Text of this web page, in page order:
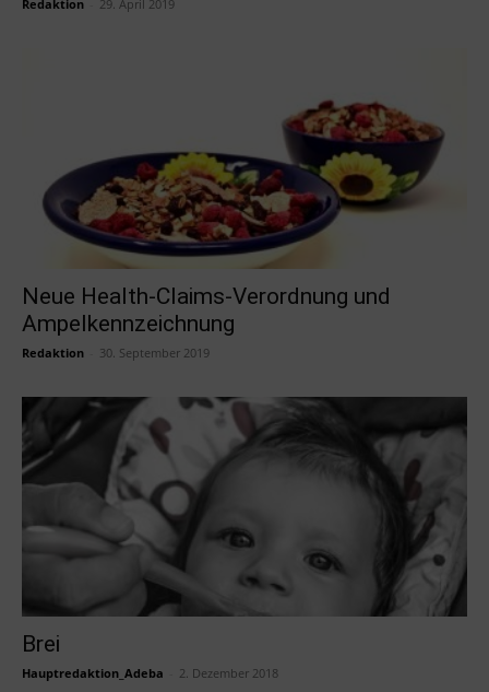
Redaktion 29. April 2019
Neue Health-Claims-Verordnung und
Ampelkennzeichnung
Redaktion 30. September 2019
Brei
Hauptredaktion_Adeba 2. Dezember 2018